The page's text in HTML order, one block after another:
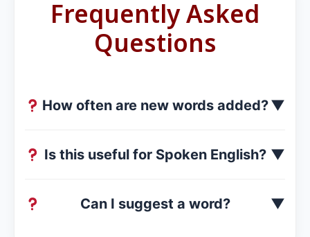
Frequently Asked
Questions
How often are new words added?▼
Is this useful for Spoken English? ▼
Can I suggest a word? ▼